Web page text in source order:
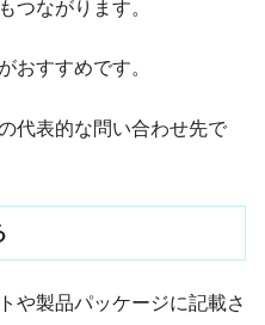
つながります。
おすすめです。
代表的な問い合わせ先で
や製品パッケージに記載さ